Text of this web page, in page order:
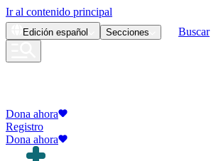
Ir al contenido principal
Edición español Secciones Buscar
Dona ahora
Registro
Dona ahora